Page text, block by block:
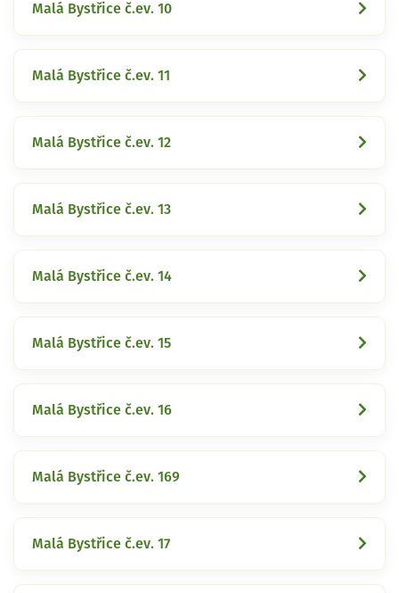
Malá Bystřice č.ev. 10
Malá Bystřice č.ev. 11
Malá Bystřice č.ev. 12
Malá Bystřice č.ev. 13
Malá Bystřice č.ev. 14
Malá Bystřice č.ev. 15
Malá Bystřice č.ev. 16
Malá Bystřice č.ev. 169
Malá Bystřice č.ev. 17